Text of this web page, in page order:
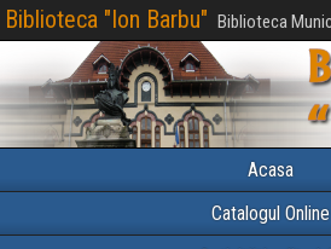
Biblioteca "Ion Barbu" Biblioteca
Acasa
Catalogul Online